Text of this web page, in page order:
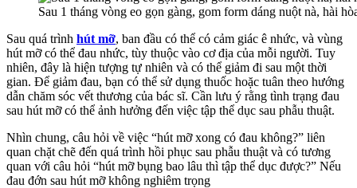
Sau 1 tháng vòng eo gọn gàng, gom form dáng nuột nà, hài
Sau quá trình hút mỡ, ban đầu có thể có cảm giác ê nhức, và vùng
hút mỡ có thể đau nhức, tùy thuộc vào cơ địa của mỗi người. Tuy
nhiên, đây là hiện tượng tự nhiên và có thể giảm đi sau một thời
gian. Để giảm đau, bạn có thể sử dụng thuốc hoặc tuân theo hướng
dẫn chăm sóc vết thương của bác sĩ. Cần lưu ý rằng tình trạng đau
sau hút mỡ có thể ảnh hưởng đến việc tập thể dục sau phẫu thuật.
Nhìn chung, câu hỏi về việc “hút mỡ xong có đau không?” liên
quan chặt chẽ đến quá trình hồi phục sau phẫu thuật và có tương
quan với câu hỏi “hút mỡ bụng bao lâu thì tập thể dục được?” Nếu
đau đớn sau hút mỡ không nghiêm trọng